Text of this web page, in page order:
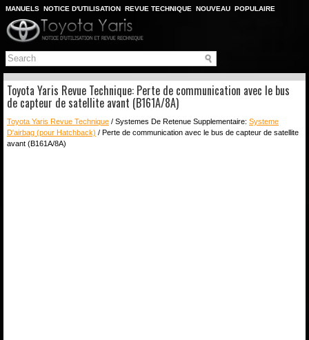
MANUELS NOTICE D'UTILISATION REVUE TECHNIQUE NOUVEAU POPULAIRE
PLAN DU SITE
CHERCHER
Toyota Yaris Revue Technique: Perte de communication avec le bus
de capteur de satellite avant (B161A/8A)
Toyota Yaris Revue Technique / Systemes De Retenue Supplementaire: Systeme
D'airbag (pour Hatchback) / Perte de communication avec le bus de capteur de satellite
avant (B161A/8A)